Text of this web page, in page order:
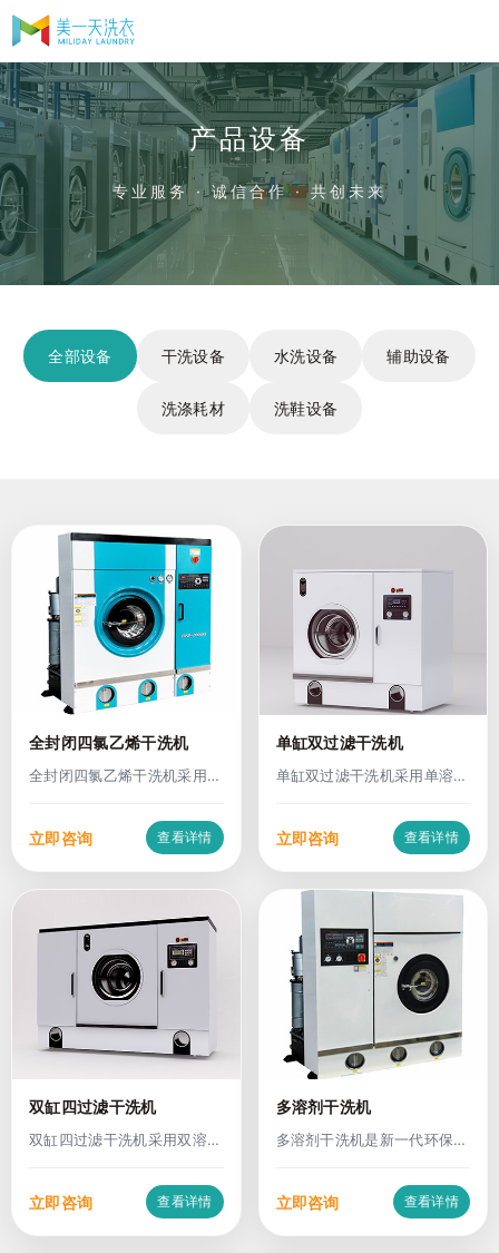
产品设备
专业服务 · 诚信合作 · 共创未来
全部设备 干洗设备 水洗设备 辅助设备
洗涤耗材 洗鞋设备
全封闭四氯乙烯干洗机
全封闭四氯乙烯干洗机采用全
立即咨询 查看详情
单缸双过滤干洗机
单缸双过滤干洗机采用单溶剂
立即咨询 查看详情
双缸四过滤干洗机
双缸四过滤干洗机采用双溶剂
立即咨询 查看详情
多溶剂干洗机
多溶剂干洗机是新一代环保
立即咨询 查看详情